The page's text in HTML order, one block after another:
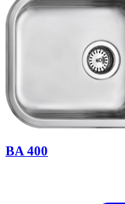
BA 400